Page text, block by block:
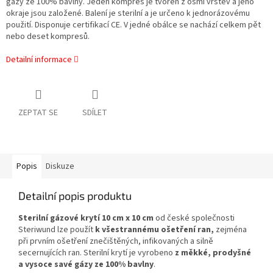
okraje jsou založené. Balení je sterilní a je určeno k jednorázovému
použití. Disponuje certifikací CE. V jedné obálce se nachází celkem pět
nebo deset kompresů.
Detailní informace
ZEPTAT SE SDÍLET
Popis Diskuze
Detailní popis produktu
Sterilní gázové krytí 10 cm x 10 cm od české společnosti
Steriwund lze použít k všestrannému ošetření ran, zejména
při prvním ošetření znečištěných, infikovaných a silně
secernujících ran. Sterilní krytí je vyrobeno z měkké, prodyšné
a vysoce savé gázy ze 100% bavlny.